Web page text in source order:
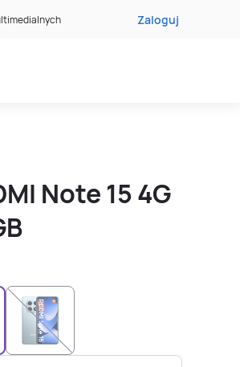
Zaloguj
Note 15 4G